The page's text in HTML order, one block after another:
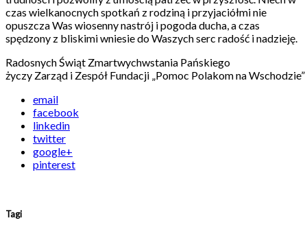
czas wielkanocnych spotkań z rodziną i przyjaciółmi nie
opuszcza Was wiosenny nastrój i pogoda ducha, a czas
spędzony z bliskimi wniesie do Waszych serc radość i nadzieję.
Radosnych Świąt Zmartwychwstania Pańskiego
życzy Zarząd i Zespół Fundacji „Pomoc Polakom na Wschodzie”
email
facebook
linkedin
twitter
google+
pinterest
Tagi